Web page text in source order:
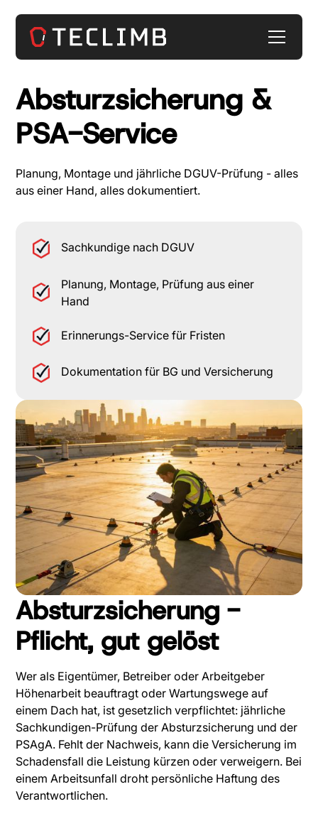
Absturzsicherung &
PSA-Service
Planung, Montage und jährliche DGUV-Prüfung - alles
aus einer Hand, alles dokumentiert.
Sachkundige nach DGUV
Planung, Montage, Prüfung aus einer
Hand
Erinnerungs-Service für Fristen
Dokumentation für BG und Versicherung
Absturzsicherung -
Pflicht, gut gelöst
Wer als Eigentümer, Betreiber oder Arbeitgeber
Höhenarbeit beauftragt oder Wartungswege auf
einem Dach hat, ist gesetzlich verpflichtet: jährliche
Sachkundigen-Prüfung der Absturzsicherung und der
PSAgA. Fehlt der Nachweis, kann die Versicherung im
Schadensfall die Leistung kürzen oder verweigern. Bei
einem Arbeitsunfall droht persönliche Haftung des
Verantwortlichen.